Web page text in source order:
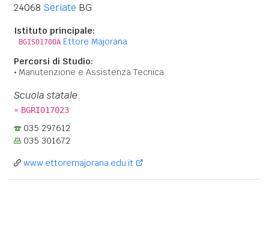
24068 Seriate BG
Istituto principale:
BGIS01700A Ettore Majorana
Percorsi di Studio:
Manutenzione e Assistenza Tecnica
Scuola statale
» BGRI017023
035 297612
035 301672
www.ettoremajorana.edu.it